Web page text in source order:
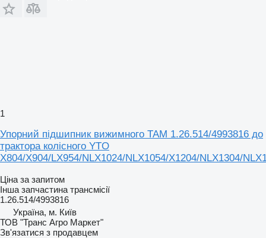
1
Упорний підшипник вижимного TAM 1.26.514/4993816 до
трактора колісного YTO
X804/X904/LX954/NLX1024/NLX1054/X1204/NLX1304/
Ціна за запитом
Інша запчастина трансмісії
1.26.514/4993816
Україна, м. Київ
ТОВ "Транс Агро Маркет"
Зв'язатися з продавцем